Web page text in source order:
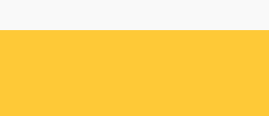
était :
est :